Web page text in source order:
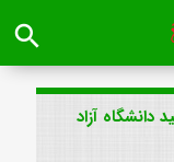
search
آزاد